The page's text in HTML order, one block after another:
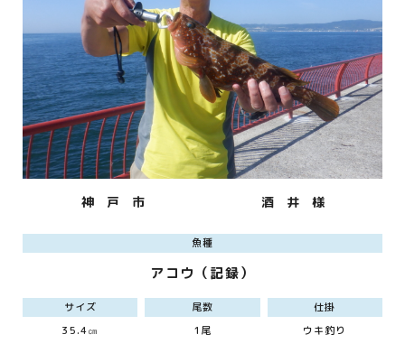
神 戸 市 酒 井 様
魚種
アコウ（記録）
サイズ
35.4㎝
尾数
1尾
仕掛
ウキ釣り